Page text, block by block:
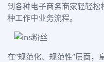
到各种电子商务商家轻轻
种工作中业务流程。
在“规范化、规范性”层面，